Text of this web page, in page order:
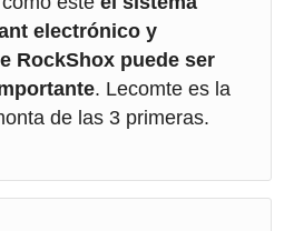
electrónico y
RockShox puede ser
. Lecomte es la
de las 3 primeras.